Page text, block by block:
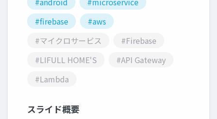
#firebase
#aws
#マイクロサービス
#Firebase
#LIFULL HOME'S
#API Gateway
#Lambda
スライド概要